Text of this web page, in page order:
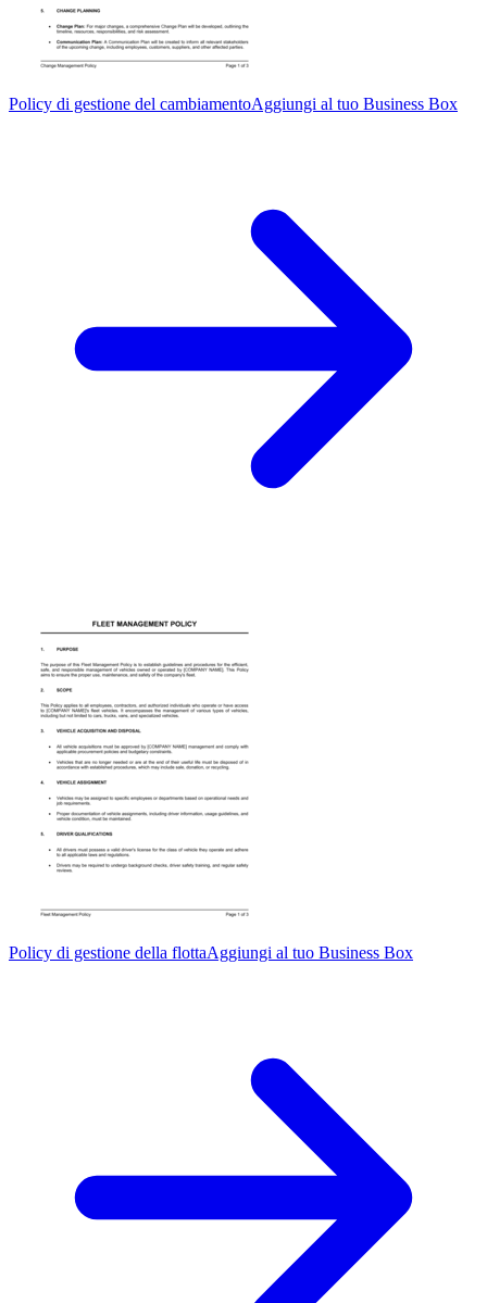
Policy di gestione del cambiamentoAggiungi al tuo Business Box
Policy di gestione della flottaAggiungi al tuo Business Box